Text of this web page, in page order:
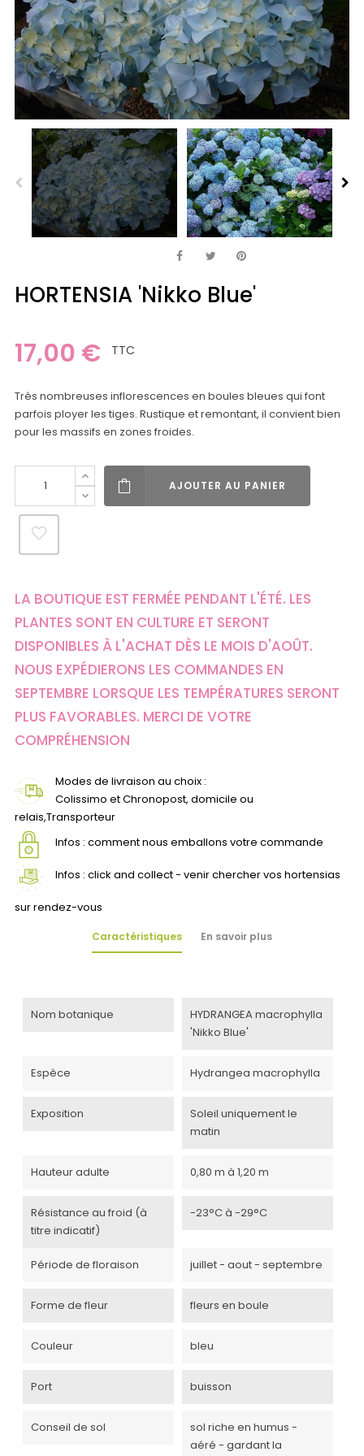
HORTENSIA 'Nikko Blue'
17,00 € TTC
Très nombreuses inflorescences en boules bleues qui font
parfois ployer les tiges. Rustique et remontant, il convient bien
pour les massifs en zones froides.
AJOUTER AU PANIER
LA BOUTIQUE EST FERMÉE PENDANT L'ÉTÉ. LES
PLANTES SONT EN CULTURE ET SERONT
DISPONIBLES À L'ACHAT DÈS LE MOIS D'AOÛT.
NOUS EXPÉDIERONS LES COMMANDES EN
SEPTEMBRE LORSQUE LES TEMPÉRATURES SERONT
PLUS FAVORABLES. MERCI DE VOTRE
COMPRÉHENSION
Modes de livraison au choix :
Colissimo et Chronopost, domicile ou
relais,Transporteur
Infos : comment nous emballons votre commande
Infos : click and collect - venir chercher vos hortensias
sur rendez-vous
Caractéristiques En savoir plus
Nom botanique
HYDRANGEA macrophylla
'Nikko Blue'
Espèce Hydrangea macrophylla
Exposition
Soleil uniquement le
matin
Hauteur adulte 0,80 m à 1,20 m
Résistance au froid (à
titre indicatif)
-23°C à -29°C
Période de floraison juillet - aout - septembre
Forme de fleur fleurs en boule
Couleur bleu
Port buisson
Conseil de sol
sol riche en humus -
aéré - gardant la